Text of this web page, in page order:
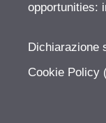
opportunities:
Dichiarazione
Cookie Policy